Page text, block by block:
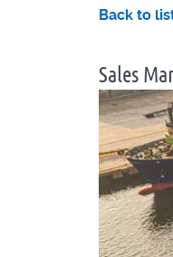
Back to
Sales